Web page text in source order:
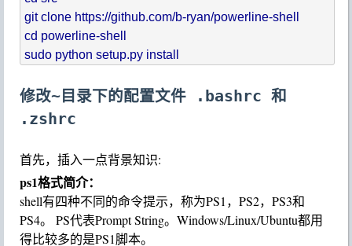
git clone https://github.com/b-ryan/powerline-shell
cd powerline-shell
修改~目录下的配置文件 .bashrc 和
.zshrc
首先，插入一点背景知识:
ps1格式简介：
shell有四种不同的命令提示，称为PS1，PS2，PS3和
PS4。 PS代表Prompt String。Windows/Linux/Ubuntu都用
得比较多的是PS1脚本。